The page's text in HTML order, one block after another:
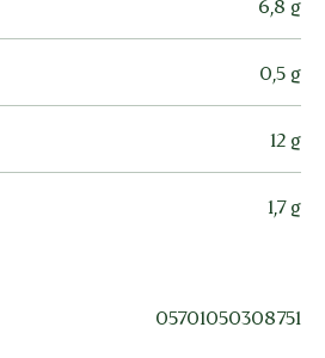
6,8 g
0,5 g
12 g
1,7 g
05701050308751